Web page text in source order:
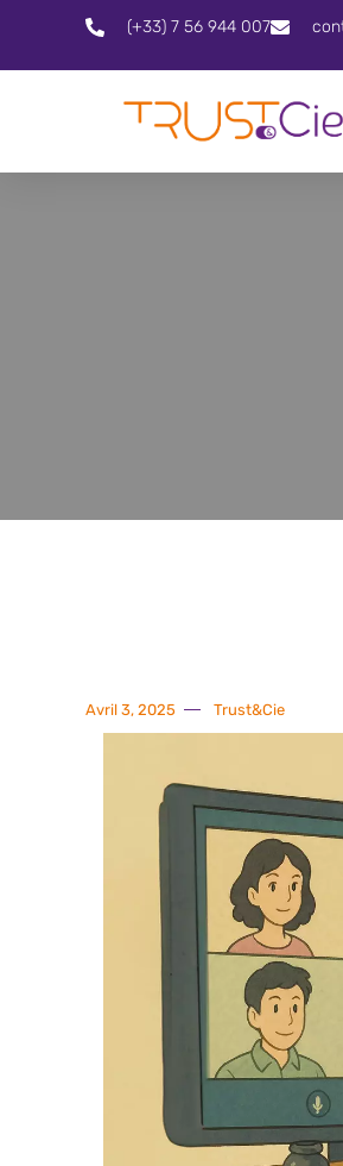
(+33) 7 56 944 007
Avril 3, 2025 Trust&Cie